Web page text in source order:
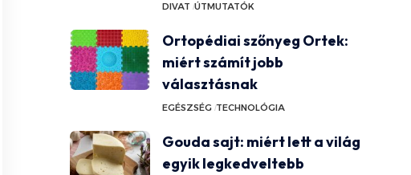
DIVAT ÚTMUTATÓK
Ortopédiai szőnyeg Ortek:
miért számít jobb
választásnak
EGÉSZSÉG TECHNOLÓGIA
Gouda sajt: miért lett a világ
egyik legkedveltebb